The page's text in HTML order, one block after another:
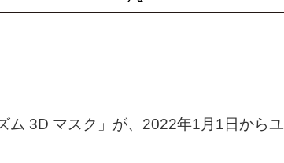
ム 3D マスク」が、2022年1月1日からユ